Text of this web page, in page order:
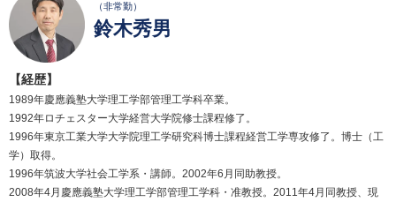
（非常勤）
鈴木秀男
【経歴】
1989年慶應義塾大学理工学部管理工学科卒業。
1992年ロチェスター大学経営大学院修士課程修了。
1996年東京工業大学大学院理工学研究科博士課程経営工学専攻修了。博士（工
学）取得。
1996年筑波大学社会工学系・講師。2002年6月同助教授。
2008年4月慶應義塾大学理工学部管理工学科・准教授。2011年4月同教授、現